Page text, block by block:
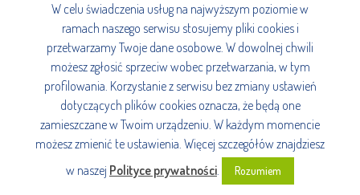
W celu świadczenia usług na najwyższym poziomie w
ramach naszego serwisu stosujemy pliki cookies i
przetwarzamy Twoje dane osobowe. W dowolnej chwili
możesz zgłosić sprzeciw wobec przetwarzania, w tym
profilowania. Korzystanie z serwisu bez zmiany ustawień
dotyczących plików cookies oznacza, że będą one
zamieszczane w Twoim urządzeniu. W każdym momencie
możesz zmienić te ustawienia. Więcej szczegółów znajdziesz
w naszej Polityce prywatności. Rozumiem